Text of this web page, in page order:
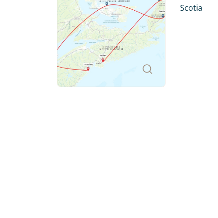
Brunswick und die Bay of Fundy
mit zuweilen etwas verschrobenen aber
Naturwundern Nordamerikas zählenden
Überzeugen Sie sich selbst, und lassen Sie
Ostkanadas!
Scotia